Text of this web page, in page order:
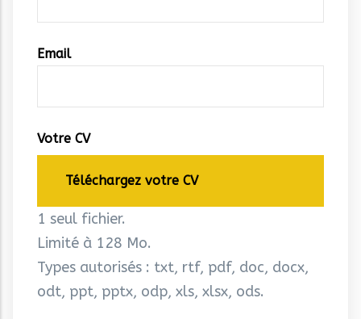
Email
Votre CV
Téléchargez votre CV
1 seul fichier.
Limité à 128 Mo.
Types autorisés : txt, rtf, pdf, doc, docx,
odt, ppt, pptx, odp, xls, xlsx, ods.